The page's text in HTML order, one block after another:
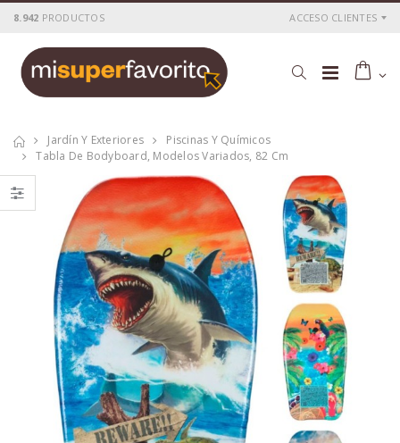
8.942 PRODUCTOS ACCESO CLIENTES
Jardín Y Exteriores
Piscinas Y Químicos
Tabla De Bodyboard, Modelos Variados, 82 Cm
Conjunto de
bádminton 5
piezas donnay
PrecioSocio: 52,27€
recioHabitual: 86,68€
Guantes de fitness
s&m modelos
Cojín algodón
color rojo con
lineas rosas 50 x
12 x 50 cm
Precio ocio: 7,25€
Precio abitual: 20,69€
Estantería color
madera 580 x 60 x